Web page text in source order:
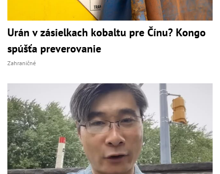
Urán v zásielkach kobaltu pre Čínu? Kongo
spúšťa preverovanie
Zahraničné